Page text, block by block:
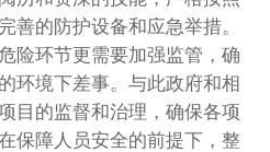
善的防护设备和应急举措。
险环节更需要加强监管，确
环境下差事。与此政府和相
目的监督和治理，确保各项
保障人员安全的前提下，整